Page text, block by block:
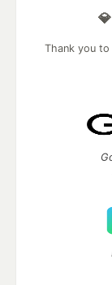
Thank you